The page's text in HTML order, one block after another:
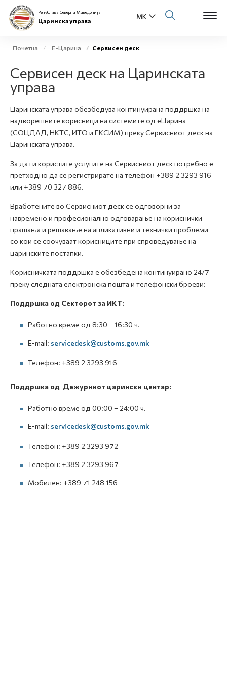
За нас
Бизнис заедница
Е-Царина
Open
Медиа центар
Република Северна Македонија
Царинска управа
Почетна Е-Царина Сервисен деск
Сервисен деск на Царинската
управа
Царинската управа обезбедува континуирана поддршка на
надворешните корисници на системите од еЦарина
(СОЦДАД, НКТС, ИТО и ЕКСИМ) преку Сервисниот деск на
Царинската управа.
За да ги користите услугите на Сервисниот деск потребно е
претходно да се регистрирате на телефон +389 2 3293 916
или +389 70 327 886.
Вработените во Сервисниот деск се одговорни за
навремено и професионално одговарање на кориснички
прашања и решавање на апликативни и технички проблеми
со кои се соочуваат корисниците при спроведување на
царинските постапки.
Корисничката поддршка е обезбедена континуирано 24/7
преку следната електронска пошта и телефонски броеви:
Поддршка од Секторот за ИКТ:
Работно време од 8:30 – 16:30 ч.
E-mail: servicedesk@customs.gov.mk
Телефон: +389 2 3293 916
Поддршка од Дежурниот царински центар:
Работно време од 00:00 – 24:00 ч.
E-mail: servicedesk@customs.gov.mk
Телефон: +389 2 3293 972
Телефон: +389 2 3293 967
Мобилен: +389 71 248 156